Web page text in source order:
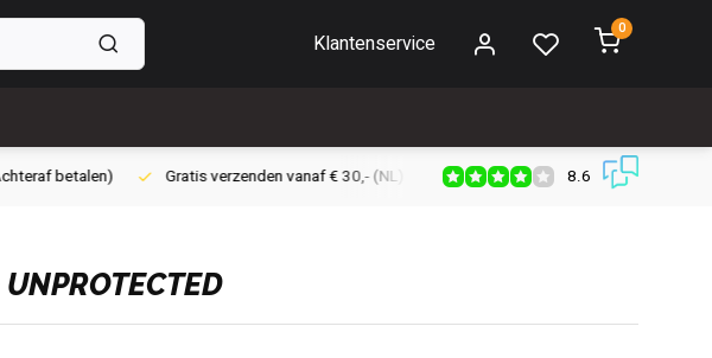
Klantenservice
0
betalen) Gratis verzenden vanaf € 30,- (NL) Verzendkosten € 2,95 (NL)
8.6